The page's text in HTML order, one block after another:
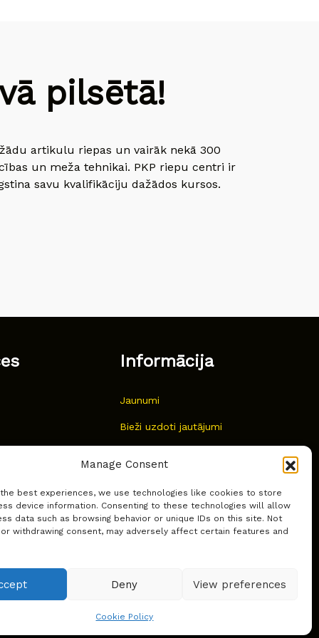
Manage Consent
best experiences, we use technologies like cookies to store
device information. Consenting to these technologies will allow
data such as browsing behavior or unique IDs on this site. Not
withdrawing consent, may adversely affect certain features and
Deny View preferences
Cookie Policy
pilsētā!
artikulu riepas un vairāk nekā 300
un meža tehnikai. PKP riepu centri ir
savu kvalifikāciju dažādos kursos.
Informācija
Jaunumi
Bieži uzdoti jautājumi